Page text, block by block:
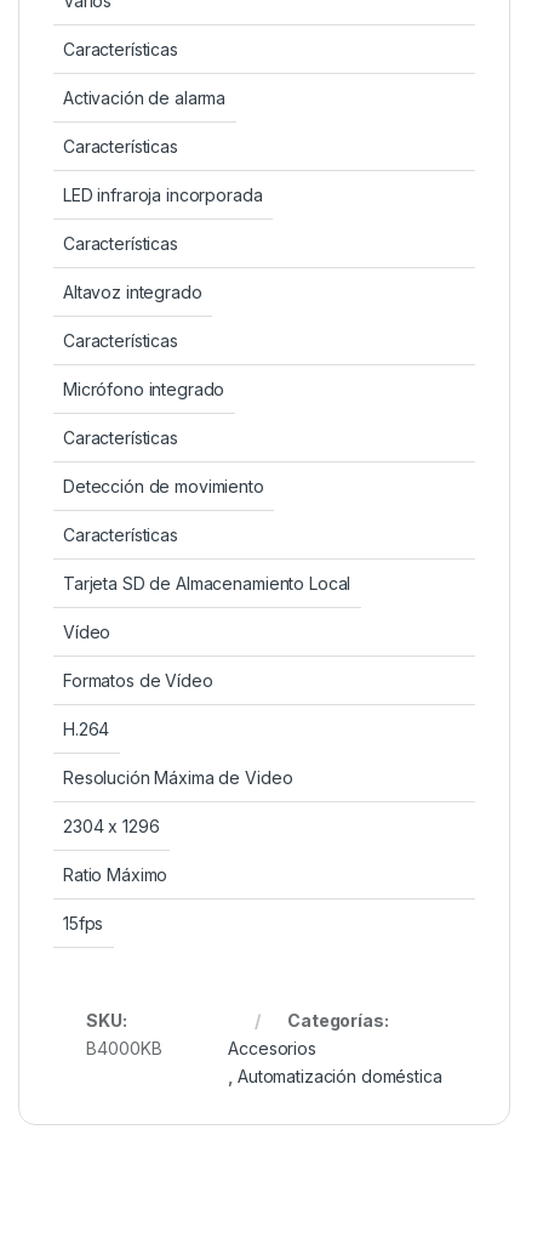
Características
Activación de alarma
Características
LED infraroja incorporada
Características
Altavoz integrado
Características
Micrófono integrado
Características
Detección de movimiento
Características
Tarjeta SD de Almacenamiento Local
Vídeo
Formatos de Vídeo
H.264
Resolución Máxima de Video
2304 x 1296
Ratio Máximo
15fps
SKU:
B4000KB
Categorías:
Accesorios
Automatización doméstica